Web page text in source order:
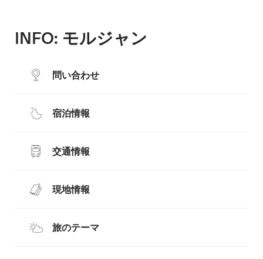
INFO: モルジャン
問い合わせ
宿泊情報
交通情報
現地情報
旅のテーマ